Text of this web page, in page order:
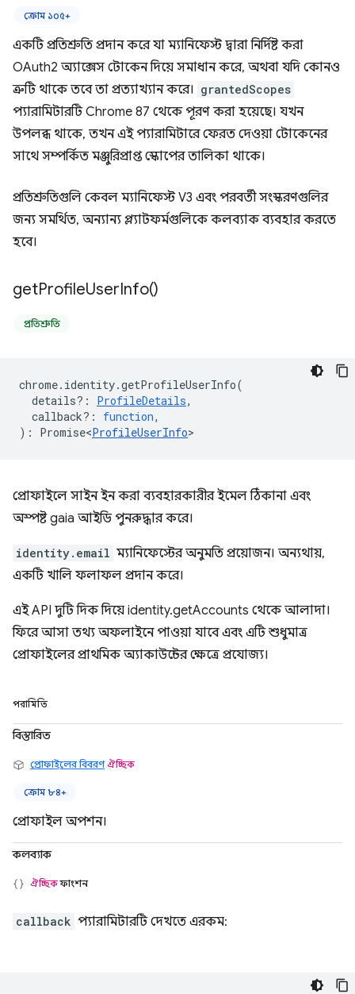
ক্রোম ১০৫+
একটি প্রতিশ্রুতি প্রদান করে যা ম্যানিফেস্ট দ্বারা নির্দিষ্ট করা
OAuth2 অ্যাক্সেস টোকেন দিয়ে সমাধান করে, অথবা যদি কোনও
ত্রুটি থাকে তবে তা প্রত্যাখ্যান করে। grantedScopes
প্যারামিটারটি Chrome 87 থেকে পূরণ করা হয়েছে। যখন
উপলব্ধ থাকে, তখন এই প্যারামিটারে ফেরত দেওয়া টোকেনের
সাথে সম্পর্কিত মঞ্জুরিপ্রাপ্ত স্কোপের তালিকা থাকে।
প্রতিশ্রুতিগুলি কেবল ম্যানিফেস্ট V3 এবং পরবর্তী সংস্করণগুলির
জন্য সমর্থিত, অন্যান্য প্ল্যাটফর্মগুলিকে কলব্যাক ব্যবহার করতে
হবে।
getProfileUserInfo()
প্রতিশ্রুতি
chrome. identity.getProfileUserInfo(
details? : ProfileDetails,
callback? : function,
) : Promise<ProfileUserInfo>
প্রোফাইলে সাইন ইন করা ব্যবহারকারীর ইমেল ঠিকানা এবং
অস্পষ্ট gaia আইডি পুনরুদ্ধার করে।
identity.email ম্যানিফেস্টের অনুমতি প্রয়োজন। অন্যথায়,
একটি খালি ফলাফল প্রদান করে।
এই API দুটি দিক দিয়ে identity.getAccounts থেকে আলাদা।
ফিরে আসা তথ্য অফলাইনে পাওয়া যাবে এবং এটি শুধুমাত্র
প্রোফাইলের প্রাথমিক অ্যাকাউন্টের ক্ষেত্রে প্রযোজ্য।
পরামিতি
বিস্তারিত
প্রোফাইলের বিবরণ ঐচ্ছিক
ক্রোম ৮৪+
প্রোফাইল অপশন।
কলব্যাক
ঐচ্ছিকফাংশন
callback প্যারামিটারটি দেখতে এরকম: